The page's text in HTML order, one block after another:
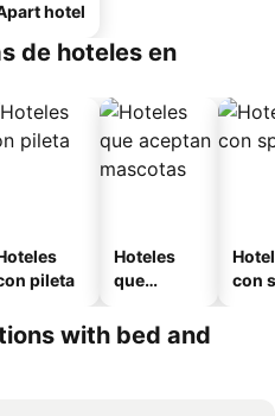
hotel
de hoteles en
pileta
Hoteles
que
mascotas
con
with bed and